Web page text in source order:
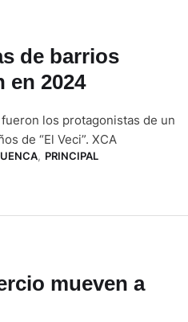
de barrios
en 2024
los protagonistas de un
de “El Veci”. XCA
, PRINCIPAL
mueven a